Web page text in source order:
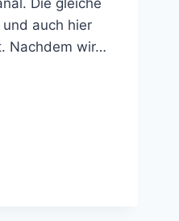
auch hier
Nachdem wir…